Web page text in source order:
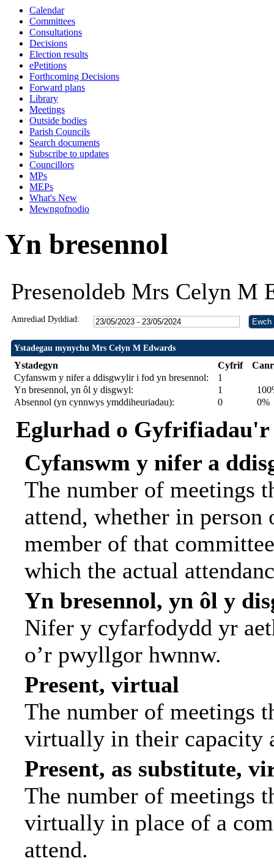
Calendar
Committees
Consultations
Decisions
Election results
ePetitions
Forthcoming Decisions
Forward plans
Library
Meetings
Outside bodies
Parish Councils
Search documents
Subscribe to updates
Councillors
MPs
MEPs
What's New
Mewngofnodio
Yn bresennol
Presenoldeb Mrs Celyn M
Amrediad Dyddiad:
Ystadegau mynychu Mrs Celyn M Edwards
Ystadegyn Cyfrif
Cyfanswm y nifer a ddisgwylir i fod yn bresennol:
1
Yn bresennol, yn ôl y disgwyl:
1
Absennol (yn cynnwys ymddiheuriadau):
0 0%
Eglurhad o Gyfrifiadau'r
Cyfanswm y nifer a
The number of meetings
attend, whether in
member of that
which the actual
Yn bresennol, yn ôl y
Nifer y cyfarfodydd yr
o’r pwyllgor hwnnw.
Present, virtual
The number of meetings
virtually in their capacity
Present, as substitute,
The number of meetings
virtually in place of a
attend.